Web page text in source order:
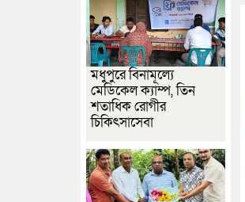
মধুপুরে বিনামূল্যে
মেডিকেল ক্যাম্প, তিন
শতাধিক রোগীর
চিকিৎসাসেবা